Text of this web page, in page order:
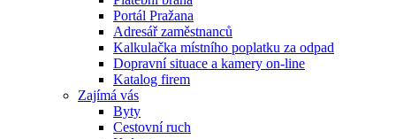
Portál Pražana
Adresář zaměstnanců
Kalkulačka místního poplatku za odpad
Dopravní situace a kamery on-line
Katalog firem
Zajímá vás
Byty
Cestovní ruch